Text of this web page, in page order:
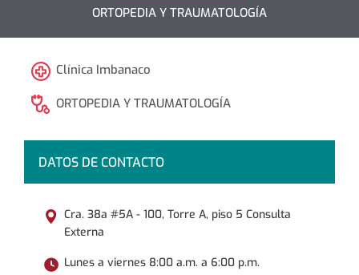
ORTOPEDIA Y TRAUMATOLOGÍA
Clínica Imbanaco
ORTOPEDIA Y TRAUMATOLOGÍA
DATOS DE CONTACTO
Cra. 38a #5A - 100, Torre A, piso 5 Consulta
Externa
Lunes a viernes 8:00 a.m. a 6:00 p.m.